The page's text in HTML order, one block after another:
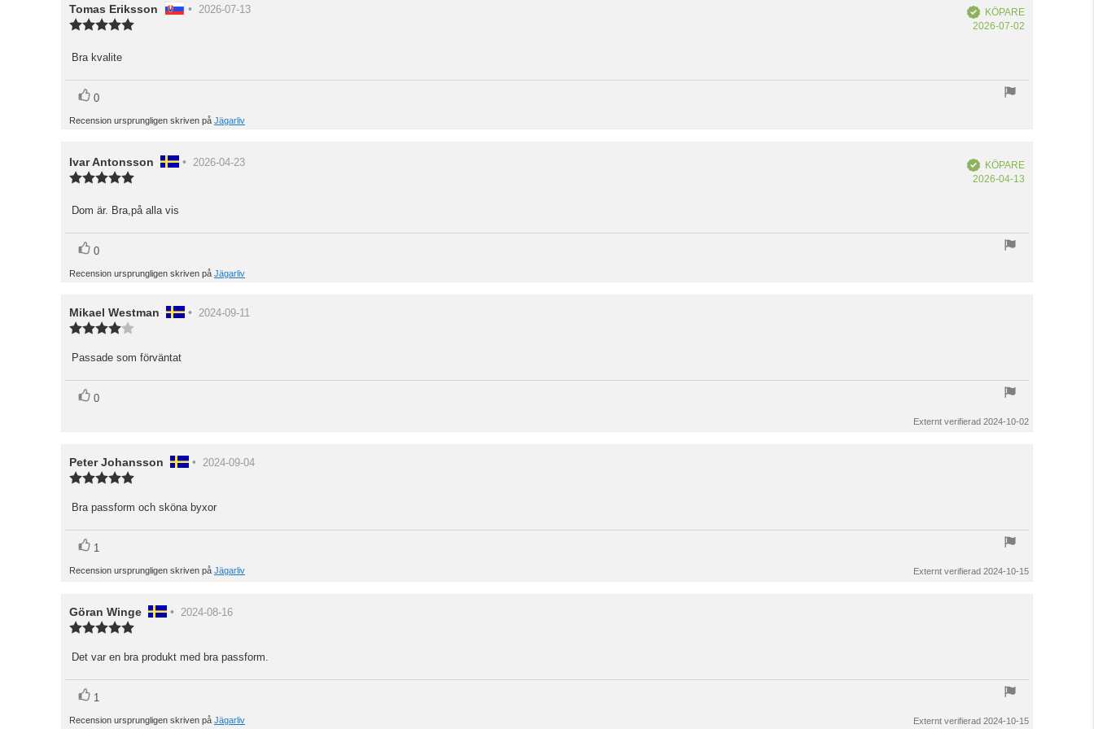
Recensionsförfattare:
Tomas Eriksson • Recensionsdatum:
2026-07-13 Bekräftad
KÖPARE
2026-07-02
Recensionstext:
Bra kvalite
Rösta
0
Recension ursprungligen skriven på Jägarliv
Recensionsförfattare:
Ivar Antonsson • Recensionsdatum:
2026-04-23
utav
5
Bekräftad
KÖPARE
2026-04-13
Recensionstext:
Dom är. Bra,på alla vis
Rösta
0
Recension ursprungligen skriven på Jägarliv
Recensionsförfattare:
Mikael Westman • Recensionsdatum:
2024-09-11
utav
stjärnor
Recensionstext:
Passade som förväntat
Rösta
0
Externt verifierad 2024-10-02
Recensionsförfattare:
Peter Johansson • Recensionsdatum:
2024-09-04
utav
stjärnor
Recensionstext:
Bra passform och sköna byxor
Rösta
1
Recension ursprungligen skriven på Jägarliv Externt verifierad 2024-10-15
Recensionsförfattare:
Göran Winge • Recensionsdatum:
2024-08-16
utav
stjärnor
Recensionstext:
Det var en bra produkt med bra passform.
Rösta
1
Recension ursprungligen skriven på Jägarliv Externt verifierad 2024-10-15